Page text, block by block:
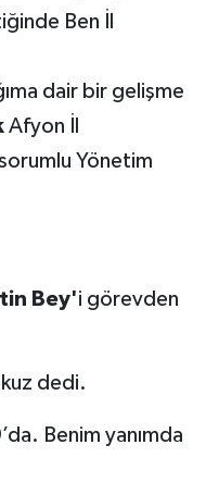
Ben İl
dair bir gelişme
Afyon İl
Yönetim
Bey'i görevden
dedi.
Benim yanımda